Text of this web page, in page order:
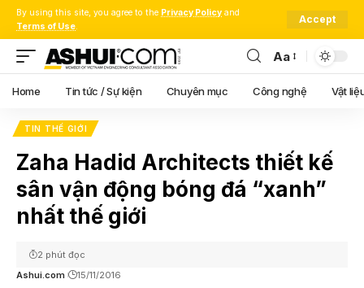
By using this site, you agree to the Privacy Policy and
Terms of Use.
Accept
Font
Resizer
Aa
Home Tin tức / Sự kiện Chuyên mục Công nghệ Vật
TIN THẾ GIỚI
Zaha Hadid Architects thiết kế
sân vận động bóng đá “xanh”
nhất thế giới
Ashui.com 15/11/2016
2 phút đọc